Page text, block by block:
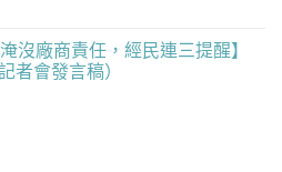
沒廠商責任，經民連三提醒】
者會發言稿）